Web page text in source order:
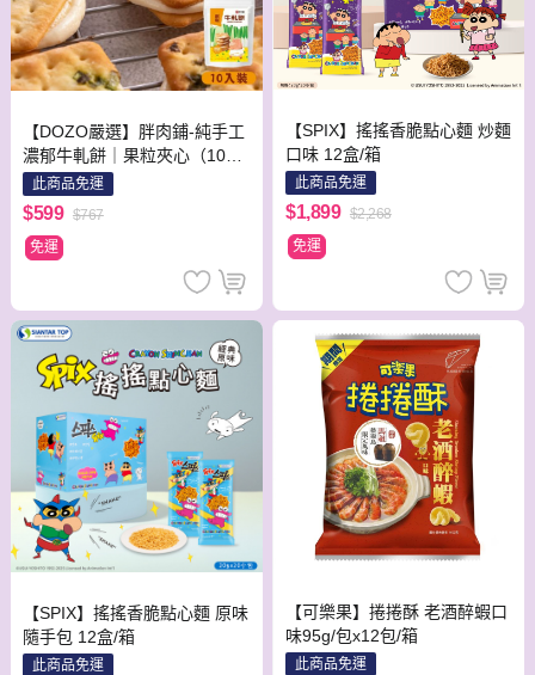
【DOZO嚴選】胖肉鋪-純手工
濃郁牛軋餅｜果粒夾心（10入/
袋）x2袋組 （口味：原味牛奶
×1袋＋草莓×1袋）
此商品免運
$599 $767
免運
【SPIX】搖搖香脆點心麵 炒麵
口味 12盒/箱
此商品免運
$1,899 $2,268
免運
【SPIX】搖搖香脆點心麵 原味
隨手包 12盒/箱
此商品免運
【可樂果】捲捲酥 老酒醉蝦口
味95g/包x12包/箱
此商品免運